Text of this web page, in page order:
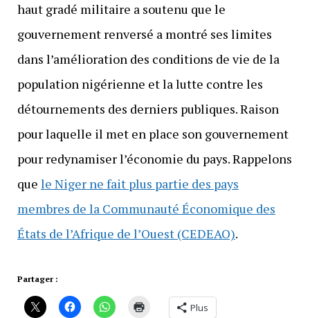
haut gradé militaire a soutenu que le
gouvernement renversé a montré ses limites
dans l’amélioration des conditions de vie de la
population nigérienne et la lutte contre les
détournements des derniers publiques. Raison
pour laquelle il met en place son gouvernement
pour redynamiser l’économie du pays. Rappelons
que le Niger ne fait plus partie des pays
membres de la Communauté Économique des
États de l’Afrique de l’Ouest (CEDEAO).
Partager :
Plus